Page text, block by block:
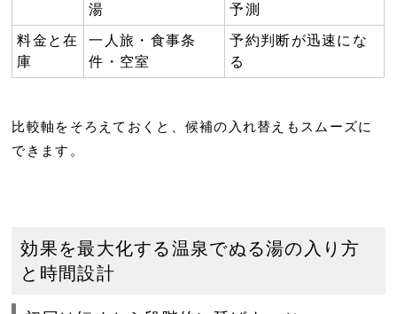
湯
予測
料金と在
庫
一人旅・食事条
件・空室
予約判断が迅速にな
る
比較軸をそろえておくと、候補の入れ替えもスムーズに
できます。
効果を最大化する温泉でぬる湯の入り方
と時間設計